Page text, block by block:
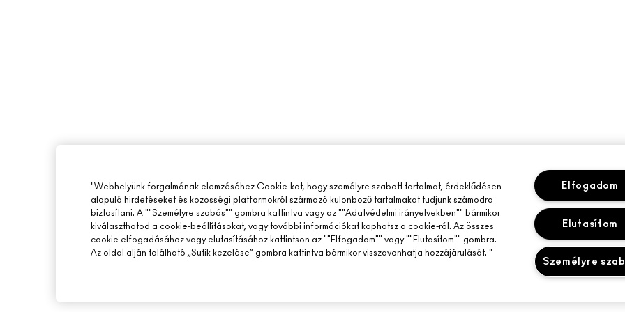
"Webhelyünk forgalmának elemzéséhez Cookie-kat, hogy személyre szabott tartalmat, érdeklődésen
alapuló hirdetéseket és közösségi platformokról származó különböző tartalmakat tudjunk számodra
biztosítani. A ""Személyre szabás"" gombra kattintva vagy az ""Adatvédelmi irányelvekben"" bármikor
kiválaszthatod a cookie-beállításokat, vagy további információkat kaphatsz a cookie-ról. Az összes
cookie elfogadásához vagy elutasításához kattintson az ""Elfogadom"" vagy ""Elutasítom"" gombra.
Az oldal alján található „Sütik kezelése” gombra kattintva bármikor visszavonhatja hozzájárulását. "
Elfogadom
Elutasítom
Személyre